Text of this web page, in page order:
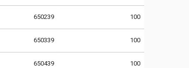
650239 100
650339 100
650439 100